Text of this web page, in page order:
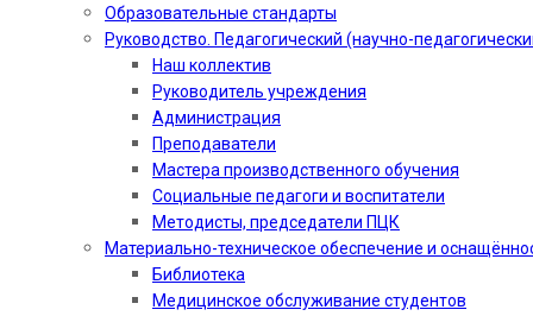
Образовательные стандарты
Руководство. Педагогический (научно-
Наш коллектив
Руководитель учреждения
Администрация
Преподаватели
Мастера производственного обучения
Социальные педагоги и воспитатели​
Методисты, председатели ПЦК
Материально-техническое обеспечение и
Библиотека
Медицинское обслуживание студентов